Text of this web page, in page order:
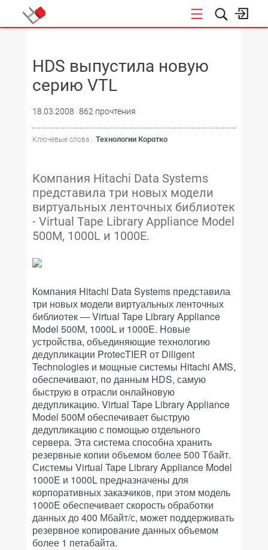
HDS выпустила новую
серию VTL
18.03.2008 862 прочтения
Ключевые слова : Технологии Коротко
Компания Hitachi Data Systems
представила три новых модели
виртуальных ленточных библиотек
- Virtual Tape Library Appliance Model
500M, 1000L и 1000E.
Компания Hitachi Data Systems представила
три новых модели виртуальных ленточных
библиотек — Virtual Tape Library Appliance
Model 500M, 1000L и 1000E. Новые
устройства, объединяющие технологию
дедупликации ProtecTIER от Diligent
Technologies и мощные системы Hitachi AMS,
обеспечивают, по данным HDS, самую
быструю в отрасли онлайновую
дедупликацию. Virtual Tape Library Appliance
Model 500M обеспечивает быструю
дедупликацию с помощью отдельного
сервера. Эта система способна хранить
резервные копии объемом более 500 Тбайт.
Системы Virtual Tape Library Appliance Model
1000E и 1000L предназначены для
корпоративных заказчиков, при этом модель
1000E обеспечивает скорость обработки
данных до 400 Мбайт/с, может поддерживать
резервное копирование данных объемом
более 1 петабайта.